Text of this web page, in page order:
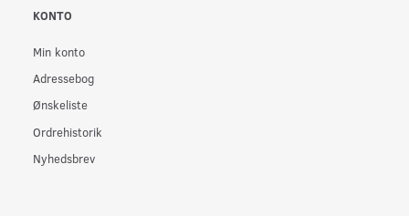
KONTO
Min konto
Adressebog
Ønskeliste
Ordrehistorik
Nyhedsbrev